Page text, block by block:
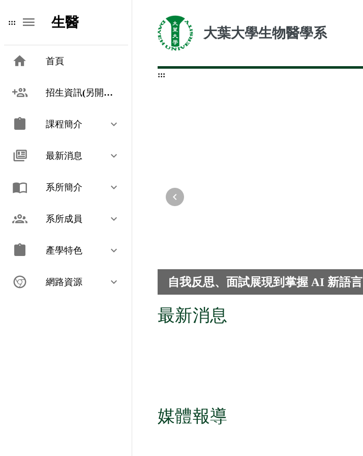
到
要
內
大葉大學生物醫學系
::: 生醫
首頁
招生資訊(另開新視窗)
課程簡介
最新消息
系所簡介
系所成員
產學特色
網路資源
:::
自我反思、面試展現到掌握 AI 新語言
最新消息
媒體報導